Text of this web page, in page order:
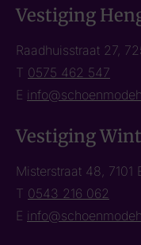
Vestiging
Raadhuisstraat 27,
T 0575 462 547
E
Vestiging
Misterstraat 48, 7101
T 0543 216 062
E